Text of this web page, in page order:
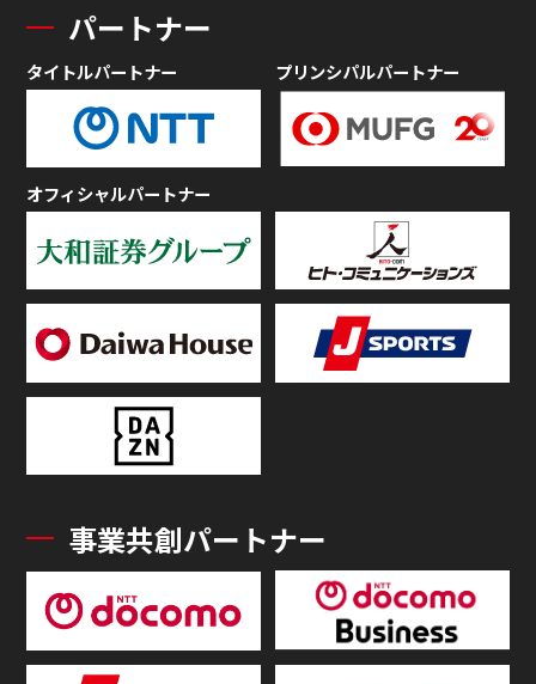
パートナー
タイトルパートナー プリンシパルパートナー
オフィシャルパートナー
事業共創パートナー